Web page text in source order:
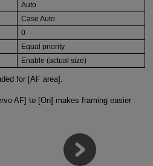
Auto
Case Auto
0
Equal priority
Enable (actual size)
for [AF area].
AF] to [On] makes framing easier